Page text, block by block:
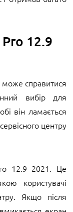
12.9
справитися
вибір для
він ламається
центру
12.9 2021. Це
користувачі
Якщо після